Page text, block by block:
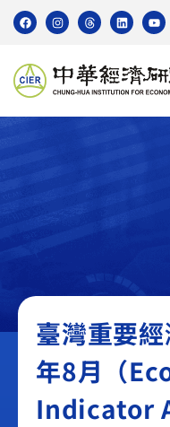
臺灣重要經
臺灣重要
年8月（
Indicator